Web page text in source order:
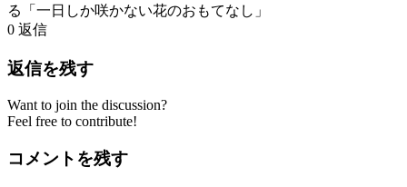
る「一日しか咲かない花のおもてなし」
0 返信
返信を残す
Want to join the discussion?
Feel free to contribute!
コメントを残す